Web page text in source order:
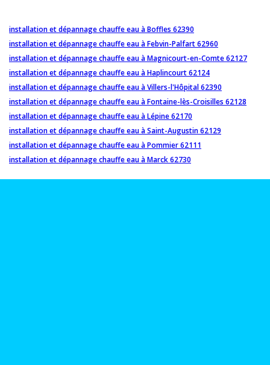
installation et dépannage chauffe eau à Boffles 62390
installation et dépannage chauffe eau à Febvin-Palfart 62960
installation et dépannage chauffe eau à Magnicourt-en-Comte 62127
installation et dépannage chauffe eau à Haplincourt 62124
installation et dépannage chauffe eau à Villers-l'Hôpital 62390
installation et dépannage chauffe eau à Fontaine-lès-Croisilles 62128
installation et dépannage chauffe eau à Lépine 62170
installation et dépannage chauffe eau à Saint-Augustin 62129
installation et dépannage chauffe eau à Pommier 62111
installation et dépannage chauffe eau à Marck 62730